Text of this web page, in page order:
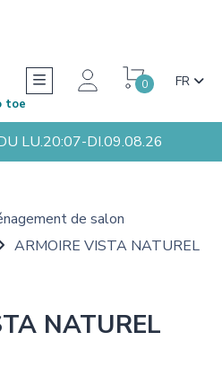
0 FR
toe
LU.20:07-DI.09.08.26
de salon
ARMOIRE VISTA NATUREL
NATUREL